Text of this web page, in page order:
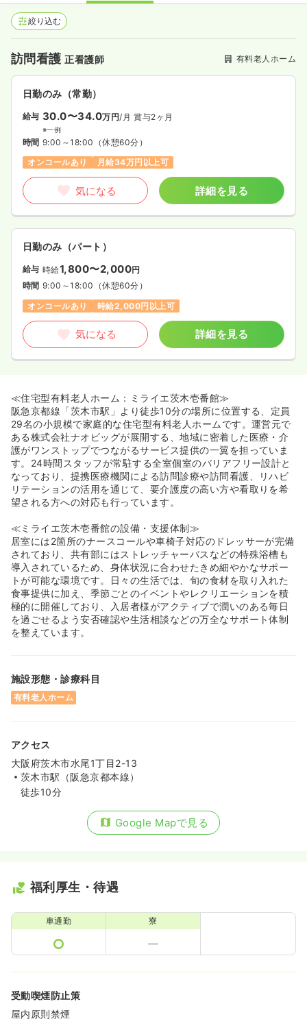
絞り込む
訪問看護正看護師 有料老人ホーム
日勤のみ（常勤）
給与 30.0〜34.0万円/月 賞与2ヶ月
※一例
時間 9:00～18:00 （休憩60分）
オンコールあり
月給34万円以上可
気になる 詳細を見る
日勤のみ（パート）
給与 時給1,800〜2,000円
時間 9:00～18:00 （休憩60分）
オンコールあり
時給2,000円以上可
気になる 詳細を見る
≪住宅型有料老人ホーム：ミライエ茨木壱番館≫
阪急京都線「茨木市駅」より徒歩10分の場所に位置する、定員
29名の小規模で家庭的な住宅型有料老人ホームです。運営元で
ある株式会社ナオビッグが展開する、地域に密着した医療・介
護がワンストップでつながるサービス提供の一翼を担っていま
す。24時間スタッフが常駐する全室個室のバリアフリー設計と
なっており、提携医療機関による訪問診療や訪問看護、リハビ
リテーションの活用を通じて、要介護度の高い方や看取りを希
望される方への対応も行っています。
≪ミライエ茨木壱番館の設備・支援体制≫
居室には2箇所のナースコールや車椅子対応のドレッサーが完備
されており、共有部にはストレッチャーバスなどの特殊浴槽も
導入されているため、身体状況に合わせたきめ細やかなサポー
トが可能な環境です。日々の生活では、旬の食材を取り入れた
食事提供に加え、季節ごとのイベントやレクリエーションを積
極的に開催しており、入居者様がアクティブで潤いのある毎日
を過ごせるよう安否確認や生活相談などの万全なサポート体制
を整えています。
施設形態・診療科目
有料老人ホーム
アクセス
大阪府茨木市水尾1丁目2-13
茨木市駅（阪急京都本線）
徒歩10分
Google Mapで見る
福利厚生・待遇
車通勤 寮
受動喫煙防止策
屋内原則禁煙